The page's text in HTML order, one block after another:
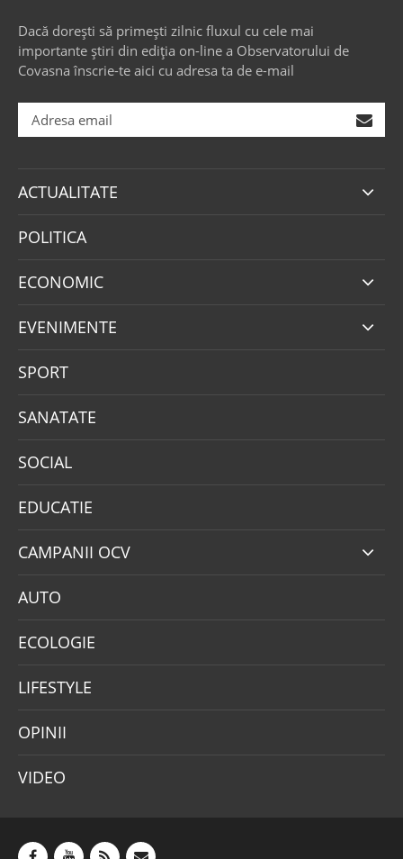
Dacă dorești să primești zilnic fluxul cu cele mai
importante știri din ediția on-line a Observatorului de
Covasna înscrie-te aici cu adresa ta de e-mail
ACTUALITATE
POLITICA
ECONOMIC
EVENIMENTE
SPORT
SANATATE
SOCIAL
EDUCATIE
CAMPANII OCV
AUTO
ECOLOGIE
LIFESTYLE
OPINII
VIDEO